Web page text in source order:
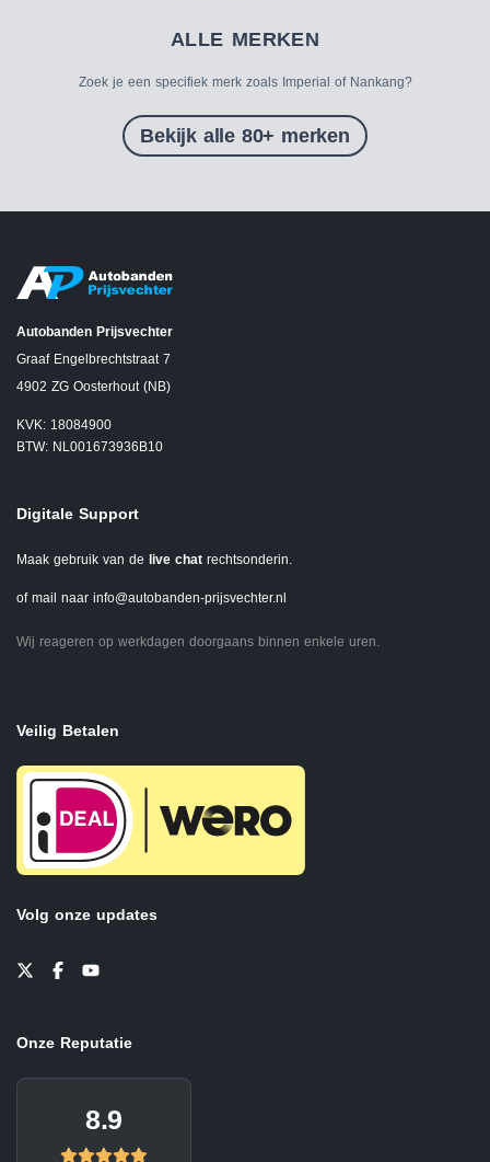
ALLE MERKEN
Zoek je een specifiek merk zoals Imperial of Nankang?
Bekijk alle 80+ merken
Autobanden Prijsvechter
Graaf Engelbrechtstraat 7
4902 ZG Oosterhout (NB)
KVK: 18084900
BTW: NL001673936B10
Digitale Support
Maak gebruik van de live chat rechtsonderin.
of mail naar info@autobanden-prijsvechter.nl
Wij reageren op werkdagen doorgaans binnen enkele uren.
Veilig Betalen
Volg onze updates
Onze Reputatie
8.9